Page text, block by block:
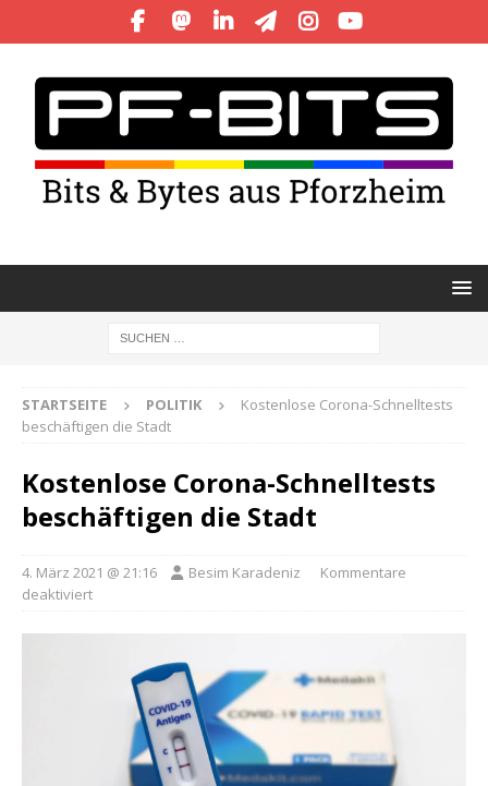
STARTSEITE POLITIK
Kostenlose Corona-Schnelltests
beschäftigen die Stadt
Kostenlose Corona-Schnelltests
beschäftigen die Stadt
4. März 2021 @ 21:16 Besim Karadeniz
Kommentare
deaktiviert